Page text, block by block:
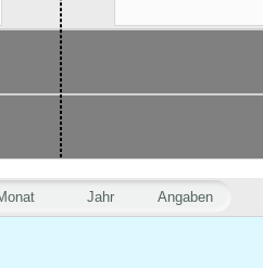
Jahr Angaben